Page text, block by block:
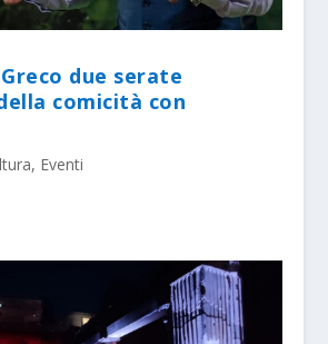
due serate
comicità con
, Eventi